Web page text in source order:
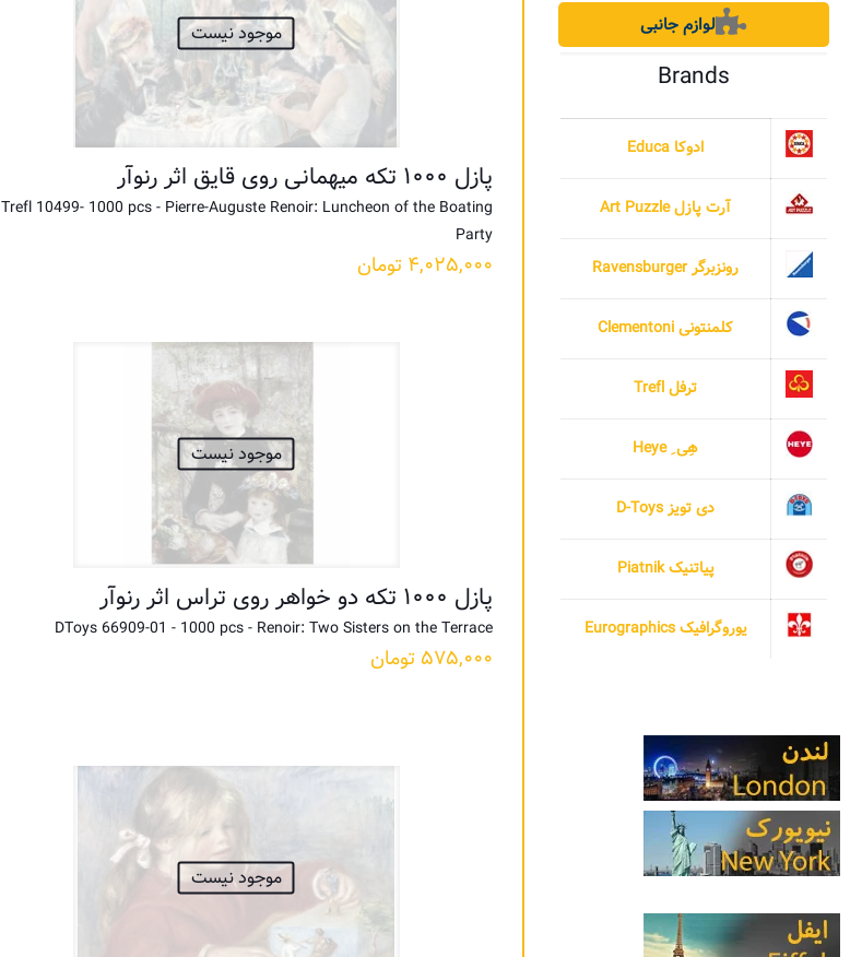
موجود نیست
پازل ۱۰۰۰ تکه میهمانی روی قایق اثر رنوآر
Trefl 10499- 1000 pcs - Pierre-Auguste Renoir: Luncheon of the Boating
Party
۴,۰۲۵,۰۰۰ تومان
موجود نیست
پازل ۱۰۰۰ تکه دو خواهر روی تراس اثر رنوآر
DToys 66909-01 - 1000 pcs - Renoir: Two Sisters on the Terrace
۵۷۵,۰۰۰ تومان
موجود نیست
لوازم جانبی
Brands
ادوکا Educa
آرت پازل Art Puzzle
رونزبرگر Ravensburger
کلمنتونی Clementoni
ترفل Trefl
هِی ِ Heye
دی تویز D-Toys
پیاتنیک Piatnik
یوروگرافیک Eurographics